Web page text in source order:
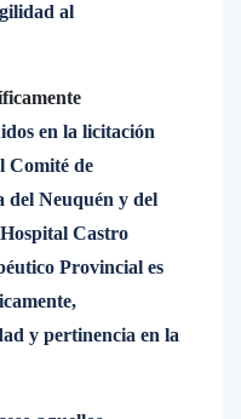
al
en la licitación
Comité de
del Neuquén y del
Castro
Provincial es
y pertinencia en la